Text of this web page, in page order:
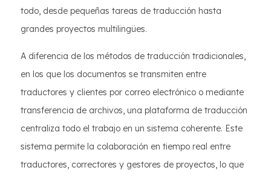
todo, desde pequeñas tareas de traducción hasta
grandes proyectos multilingües.
A diferencia de los métodos de traducción tradicionales,
en los que los documentos se transmiten entre
traductores y clientes por correo electrónico o mediante
transferencia de archivos, una plataforma de traducción
centraliza todo el trabajo en un sistema coherente. Este
sistema permite la colaboración en tiempo real entre
traductores, correctores y gestores de proyectos, lo que